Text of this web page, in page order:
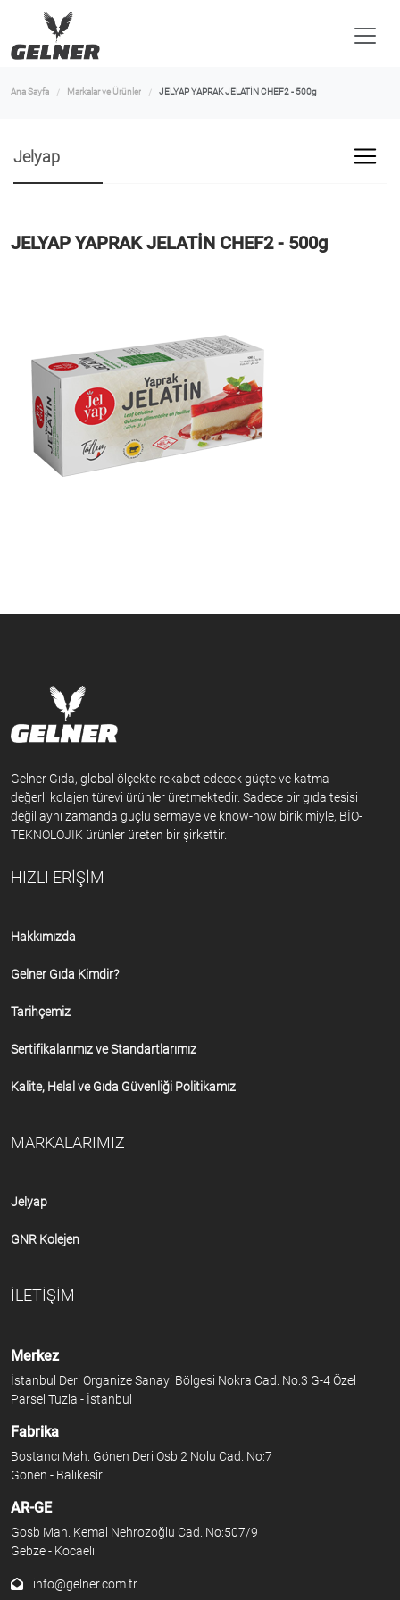
Ana Sayfa Markalar ve Ürünler JELYAP YAPRAK JELATİN CHEF2 - 500g
Jelyap
JELYAP YAPRAK JELATİN CHEF2 - 500g
Gelner Gıda, global ölçekte rekabet edecek güçte ve katma
değerli kolajen türevi ürünler üretmektedir. Sadece bir gıda tesisi
değil aynı zamanda güçlü sermaye ve know-how birikimiyle, BİO-
TEKNOLOJİK ürünler üreten bir şirkettir.
HIZLI ERİŞİM
Hakkımızda
Gelner Gıda Kimdir?
Tarihçemiz
Sertifikalarımız ve Standartlarımız
Kalite, Helal ve Gıda Güvenliği Politikamız
MARKALARIMIZ
Jelyap
GNR Kolejen
İLETİŞİM
Merkez
İstanbul Deri Organize Sanayi Bölgesi Nokra Cad. No:3 G-4 Özel
Parsel Tuzla - İstanbul
Fabrika
Bostancı Mah. Gönen Deri Osb 2 Nolu Cad. No:7
Gönen - Balıkesir
AR-GE
Gosb Mah. Kemal Nehrozoğlu Cad. No:507/9
Gebze - Kocaeli
info@gelner.com.tr